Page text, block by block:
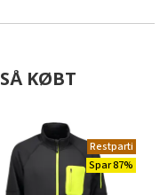
KØBT
Restparti
Spar 87%